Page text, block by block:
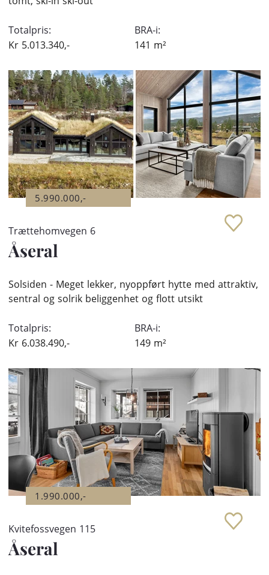
Totalpris:
Kr 5.013.340,-
BRA-i:
141 m²
5.990.000,-
Trættehomvegen 6
Åseral
Solsiden - Meget lekker, nyoppført hytte med attraktiv,
sentral og solrik beliggenhet og flott utsikt
Totalpris:
Kr 6.038.490,-
BRA-i:
149 m²
1.990.000,-
Kvitefossvegen 115
Åseral